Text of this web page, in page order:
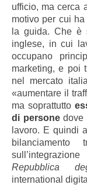
ufficio, ma cerca
motivo per cui
la guida. Che è
inglese, in cui
occupano
marketing, e poi
nel mercato
«aumentare il
ma soprattutto
di personedove
lavoro. E quindi
Repubblica
international